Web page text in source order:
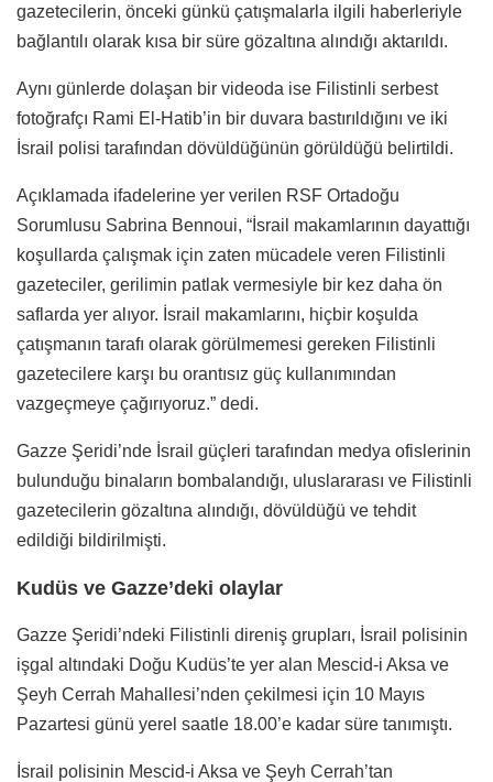
gazetecilerin, önceki günkü çatışmalarla ilgili haberleriyle
bağlantılı olarak kısa bir süre gözaltına alındığı aktarıldı.
Aynı günlerde dolaşan bir videoda ise Filistinli serbest
fotoğrafçı Rami El-Hatib’in bir duvara bastırıldığını ve iki
İsrail polisi tarafından dövüldüğünün görüldüğü belirtildi.
Açıklamada ifadelerine yer verilen RSF Ortadoğu
Sorumlusu Sabrina Bennoui, “İsrail makamlarının dayattığı
koşullarda çalışmak için zaten mücadele veren Filistinli
gazeteciler, gerilimin patlak vermesiyle bir kez daha ön
saflarda yer alıyor. İsrail makamlarını, hiçbir koşulda
çatışmanın tarafı olarak görülmemesi gereken Filistinli
gazetecilere karşı bu orantısız güç kullanımından
vazgeçmeye çağırıyoruz.” dedi.
Gazze Şeridi’nde İsrail güçleri tarafından medya ofislerinin
bulunduğu binaların bombalandığı, uluslararası ve Filistinli
gazetecilerin gözaltına alındığı, dövüldüğü ve tehdit
edildiği bildirilmişti.
Kudüs ve Gazze’deki olaylar
Gazze Şeridi’ndeki Filistinli direniş grupları, İsrail polisinin
işgal altındaki Doğu Kudüs’te yer alan Mescid-i Aksa ve
Şeyh Cerrah Mahallesi’nden çekilmesi için 10 Mayıs
Pazartesi günü yerel saatle 18.00’e kadar süre tanımıştı.
İsrail polisinin Mescid-i Aksa ve Şeyh Cerrah’tan